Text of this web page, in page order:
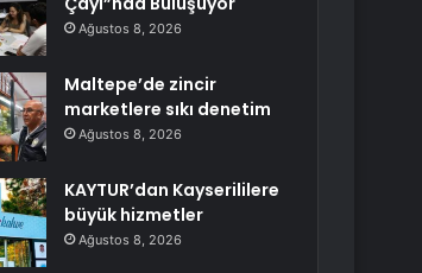
Ağustos 8, 2026
Maltepe’de zincir
marketlere sıkı denetim
Ağustos 8, 2026
KAYTUR’dan Kayserililere
büyük hizmetler
Ağustos 8, 2026